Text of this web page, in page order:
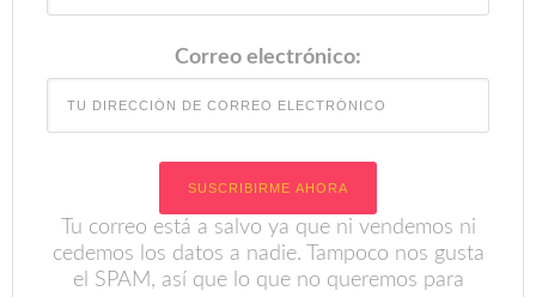
Correo electrónico:
Tu correo está a salvo ya que ni vendemos ni
cedemos los datos a nadie. Tampoco nos gusta
el SPAM, así que lo que no queremos para